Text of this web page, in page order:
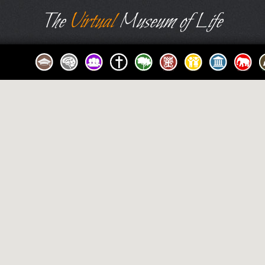
TheVirtualMuseum of Life